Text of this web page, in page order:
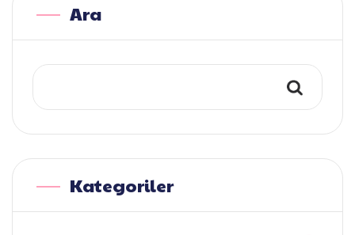
Ara
Kategoriler